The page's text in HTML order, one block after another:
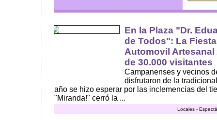
En la Plaza "Dr.
de Todos": La
Automovil
de 30.000 visitantes
Campanenses y vecinos
disfrutaron de la
año se hizo esperar por las inclemencias del
"Miranda!" cerró la ...
Locales -